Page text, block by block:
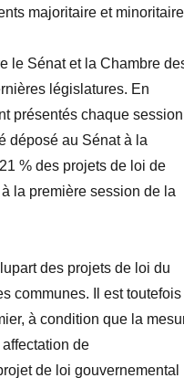
majoritaire et
le Sénat et la Chambre
législatures. En
présentés chaque session
déposé au Sénatà la
% des projets de loi de
à la première session de la
des projets de loi du
communes. Il est toutefois
à condition que la
de
de loi gouvernemental